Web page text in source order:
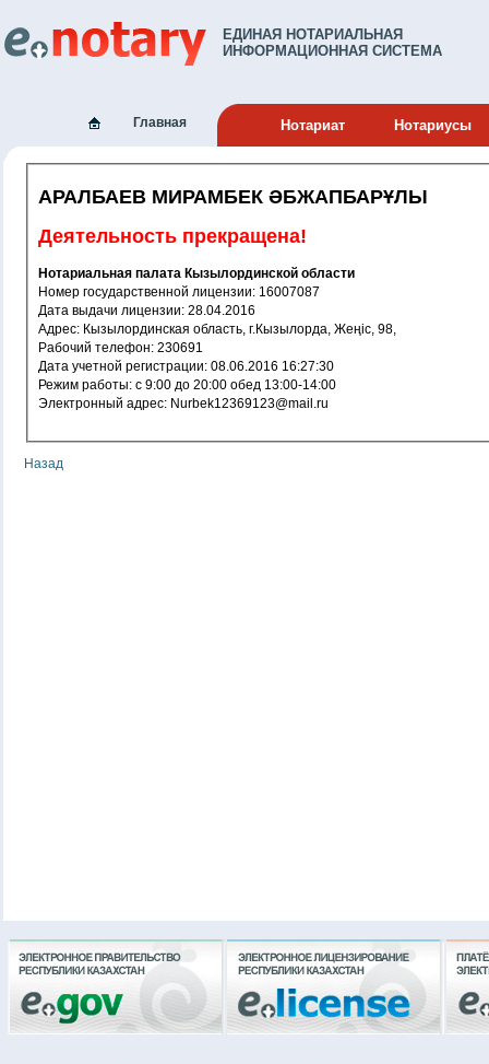
ЕДИНАЯ НОТАРИАЛЬНАЯ
ИНФОРМАЦИОННАЯ СИСТЕМА
Главная Нотариат Нотариусы
АРАЛБАЕВ МИРАМБЕК ӘБЖАПБАРҰЛЫ
Деятельность прекращена!
Нотариальная палата Кызылординской области
Номер государственной лицензии: 16007087
Дата выдачи лицензии: 28.04.2016
Адрес: Кызылординская область, г.Кызылорда, Жеңіс, 98,
Рабочий телефон: 230691
Дата учетной регистрации: 08.06.2016 16:27:30
Режим работы: c 9:00 до 20:00 обед 13:00-14:00
Электронный адрес: Nurbek12369123@mail.ru
Назад